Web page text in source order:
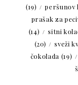
(19)
peršunov
prašak za
(14)
sitni
(20)
sveži
čokolada (19)